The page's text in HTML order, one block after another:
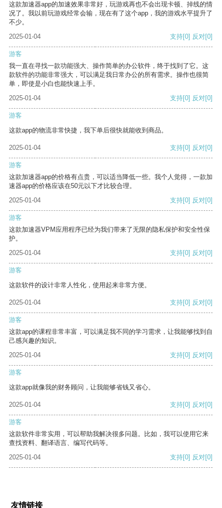
这款加速器app的加速效果非常好，玩游戏再也不会出现卡顿、掉线的情
况了。我以前玩游戏经常会输，现在有了这个app，我的游戏水平提升了
不少。
2025-01-04
支持[0] 反对[0]
游客
我一直在寻找一款功能强大、操作简单的办公软件，终于找到了它。这
款软件的功能非常强大，可以满足我日常办公的所有需求。操作也很简
单，即使是小白也能快速上手。
2025-01-04
支持[0] 反对[0]
游客
这款app的物流非常快捷，我下单后很快就能收到商品。
2025-01-04 支持[0] 反对[0]
游客
这款加速器app的价格有点贵，可以适当降低一些。我个人觉得，一款加
速器app的价格应该在50元以下才比较合理。
2025-01-04
支持[0] 反对[0]
游客
这款加速器VPM应用程序已经为我们带来了无限的隐私保护和安全性保
护。
2025-01-04
支持[0] 反对[0]
游客
这款软件的设计非常人性化，使用起来非常方便。
2025-01-04 支持[0] 反对[0]
游客
这款app的课程非常丰富，可以满足我不同的学习需求，让我能够找到自
己感兴趣的知识。
2025-01-04
支持[0] 反对[0]
游客
这款app就像我的财务顾问，让我能够省钱又省心。
2025-01-04 支持[0] 反对[0]
游客
这款软件非常实用，可以帮助我解决很多问题。比如，我可以使用它来
查找资料、翻译语言、编写代码等。
2025-01-04
支持[0] 反对[0]
友情链接